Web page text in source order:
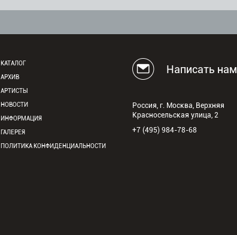
КАТАЛОГ
АРХИВ
АРТИСТЫ
НОВОСТИ
ИНФОРМАЦИЯ
ГАЛЕРЕЯ
ПОЛИТИКА КОНФИДЕНЦИАЛЬНОСТИ
Написать нам
Россия, г. Москва, Верхняя
Красносельская улица, 2
+7 (495) 984-78-68